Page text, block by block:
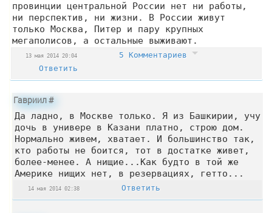
провинции центральной России нет ни работы,
ни перспектив, ни жизни. В России живут
только Москва, Питер и пару крупных
мегаполисов, а остальные выживают.
13 мая 2014 20:04
5 Комментариев
Ответить
Гавриил#
Да ладно, в Москве только. Я из Башкирии, учу
дочь в универе в Казани платно, строю дом.
Нормально живем, хватает. И большинство так,
кто работы не боится, тот в достатке живет,
более-менее. А нищие...Как будто в той же
Америке нищих нет, в резервациях, гетто...
14 мая 2014 02:38 Ответить